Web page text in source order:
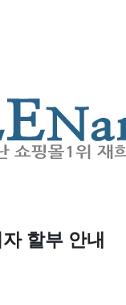
할부 안내